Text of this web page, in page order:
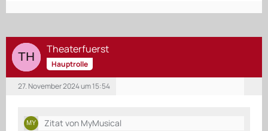
Theaterfuerst
Hauptrolle
27. November 2024 um 15:54
Zitat von MyMusical